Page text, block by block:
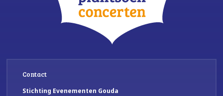
Contact
Stichting Evenementen Gouda